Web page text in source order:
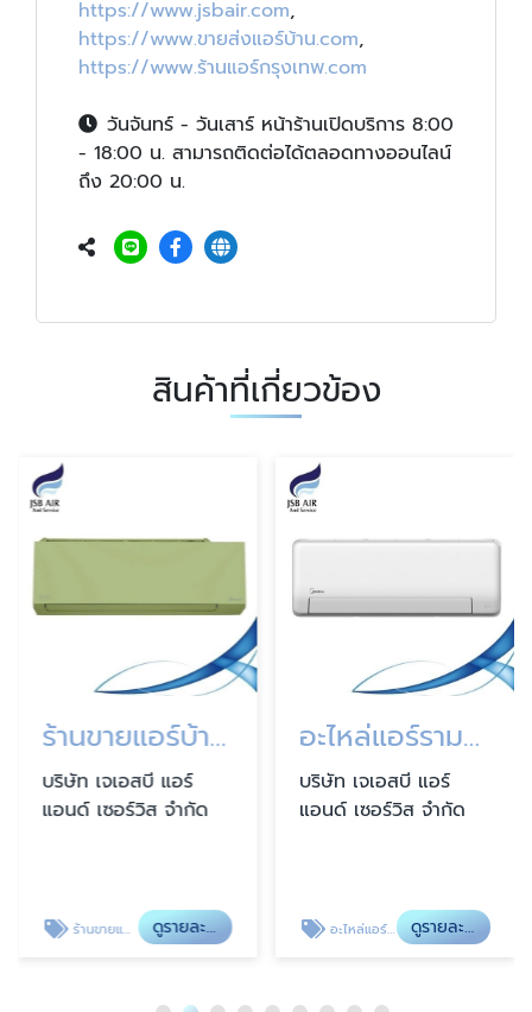
https://www.jsbair.com,
https://www.ขายส่งแอร์บ้าน.com,
https://www.ร้านแอร์กรุงเทพ.com
วันจันทร์ - วันเสาร์ หน้าร้านเปิดบริการ 8:00
- 18:00 น. สามารถติดต่อได้ตลอดทางออนไลน์
ถึง 20:00 น.
สินค้าที่เกี่ยวข้อง
ร้านขายแอร์บ้านรามอินทรา
บริษัท เจเอสบี แอร์
แอนด์ เซอร์วิส จำกัด
ร้านขายแอร์บ้านรามอินทรา ดูรายละเอียด
อะไหล่แอร์รามอินทรา
บริษัท เจเอสบี แอร์
แอนด์ เซอร์วิส จำกัด
อะไหล่แอร์รามอินทรา ดูรายละเอียด